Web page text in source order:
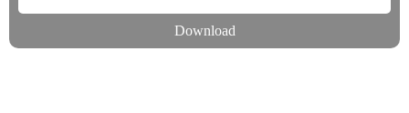
Download